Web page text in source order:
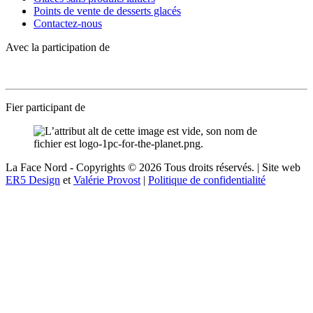
Points de vente de desserts glacés
Contactez-nous
Avec la participation de
Fier participant de
La Face Nord - Copyrights © 2026 Tous droits réservés. | Site web
ER5 Design et Valérie Provost | Politique de confidentialité